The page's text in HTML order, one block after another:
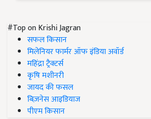
#Top on Krishi Jagran
सफल किसान
मिलेनियर फार्मर ऑफ इंडिया अवॉर्ड
महिंद्रा ट्रैक्टर्स
कृषि मशीनरी
जायद की फसल
बिज़नेस आइडियाज
पीएम किसान